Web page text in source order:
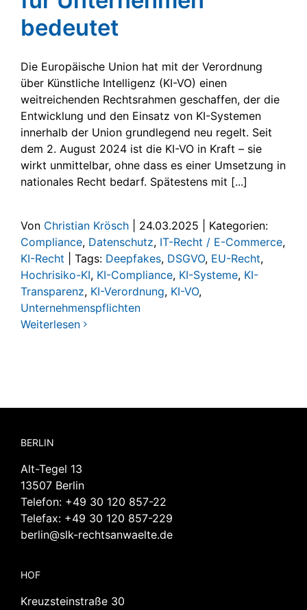
bedeutet
Die Europäische Union hat mit der Verordnung
über Künstliche Intelligenz (KI-VO) einen
weitreichenden Rechtsrahmen geschaffen, der die
Entwicklung und den Einsatz von KI-Systemen
innerhalb der Union grundlegend neu regelt. Seit
dem 2. August 2024 ist die KI-VO in Kraft – sie
wirkt unmittelbar, ohne dass es einer Umsetzung in
nationales Recht bedarf. Spätestens mit [...]
Von Christian Krösch 24.03.2025
Kategorien:
Compliance, Datenschutz, IT-Recht / E-Commerce,
KI-Recht
Tags: Deepfakes, DSGVO, EU-Recht,
Hochrisiko-KI, KI-Compliance, KI-Systeme, KI-
Transparenz, KI-Verordnung, KI-VO,
Unternehmenspflichten
Weiterlesen
BERLIN
Alt-Tegel 13
13507 Berlin
Telefon: +49 30 120 857-22
Telefax: +49 30 120 857-229
berlin@slk-rechtsanwaelte.de
HOF
Kreuzsteinstraße 30